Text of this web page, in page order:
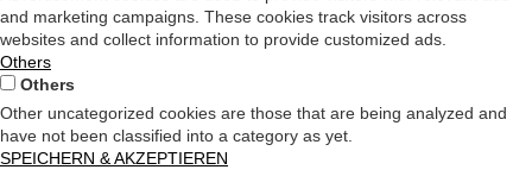
and marketing campaigns. These cookies track visitors across
websites and collect information to provide customized ads.
Others
Others
Other uncategorized cookies are those that are being analyzed and
have not been classified into a category as yet.
SPEICHERN & AKZEPTIEREN